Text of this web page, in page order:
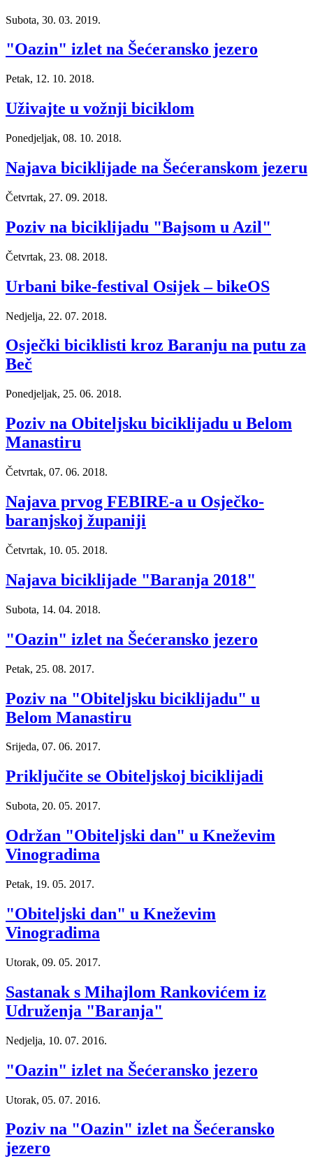
Subota, 30. 03. 2019.
"Oazin" izlet na Šećeransko jezero
Petak, 12. 10. 2018.
Uživajte u vožnji biciklom
Ponedjeljak, 08. 10. 2018.
Najava biciklijade na Šećeranskom jezeru
Četvrtak, 27. 09. 2018.
Poziv na biciklijadu "Bajsom u Azil"
Četvrtak, 23. 08. 2018.
Urbani bike-festival Osijek – bikeOS
Nedjelja, 22. 07. 2018.
Osječki biciklisti kroz Baranju na putu za
Beč
Ponedjeljak, 25. 06. 2018.
Poziv na Obiteljsku biciklijadu u Belom
Manastiru
Četvrtak, 07. 06. 2018.
Najava prvog FEBIRE-a u Osječko-
baranjskoj županiji
Četvrtak, 10. 05. 2018.
Najava biciklijade "Baranja 2018"
Subota, 14. 04. 2018.
"Oazin" izlet na Šećeransko jezero
Petak, 25. 08. 2017.
Poziv na "Obiteljsku biciklijadu" u
Belom Manastiru
Srijeda, 07. 06. 2017.
Priključite se Obiteljskoj biciklijadi
Subota, 20. 05. 2017.
Održan "Obiteljski dan" u Kneževim
Vinogradima
Petak, 19. 05. 2017.
"Obiteljski dan" u Kneževim
Vinogradima
Utorak, 09. 05. 2017.
Sastanak s Mihajlom Rankovićem iz
Udruženja "Baranja"
Nedjelja, 10. 07. 2016.
"Oazin" izlet na Šećeransko jezero
Utorak, 05. 07. 2016.
Poziv na "Oazin" izlet na Šećeransko
jezero